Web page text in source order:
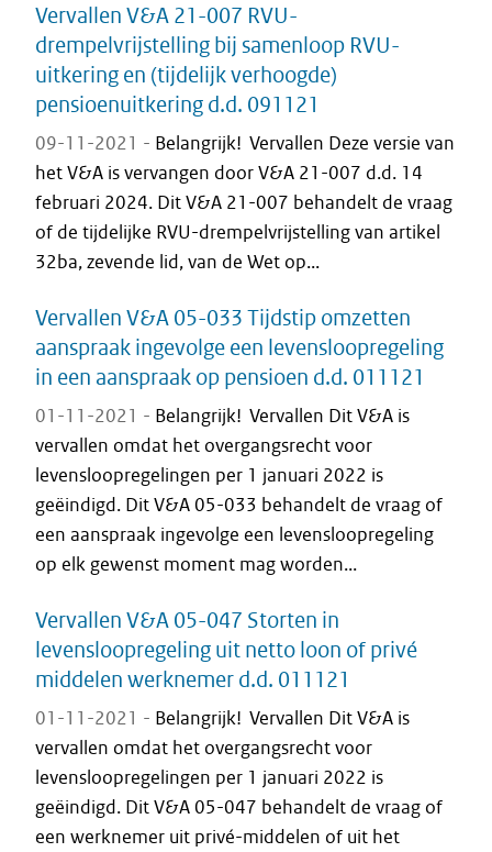
Vervallen V&A 21-007 RVU-
drempelvrijstelling bij samenloop RVU-
uitkering en (tijdelijk verhoogde)
pensioenuitkering d.d. 091121
09-11-2021 - Belangrijk! Vervallen Deze versie van
het V&A is vervangen door V&A 21-007 d.d. 14
februari 2024. Dit V&A 21-007 behandelt de vraag
of de tijdelijke RVU-drempelvrijstelling van artikel
32ba, zevende lid, van de Wet op...
Vervallen V&A 05-033 Tijdstip omzetten
aanspraak ingevolge een levensloopregeling
in een aanspraak op pensioen d.d. 011121
01-11-2021 - Belangrijk! Vervallen Dit V&A is
vervallen omdat het overgangsrecht voor
levensloopregelingen per 1 januari 2022 is
geëindigd. Dit V&A 05-033 behandelt de vraag of
een aanspraak ingevolge een levensloopregeling
op elk gewenst moment mag worden...
Vervallen V&A 05-047 Storten in
levensloopregeling uit netto loon of privé
middelen werknemer d.d. 011121
01-11-2021 - Belangrijk! Vervallen Dit V&A is
vervallen omdat het overgangsrecht voor
levensloopregelingen per 1 januari 2022 is
geëindigd. Dit V&A 05-047 behandelt de vraag of
een werknemer uit privé-middelen of uit het